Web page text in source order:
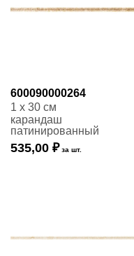
600090000264
1 x 30 см
карандаш
патинированный
535,00 ₽ за шт.